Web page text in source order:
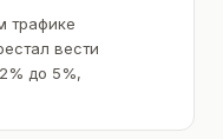
трафике
вести
до 5%,